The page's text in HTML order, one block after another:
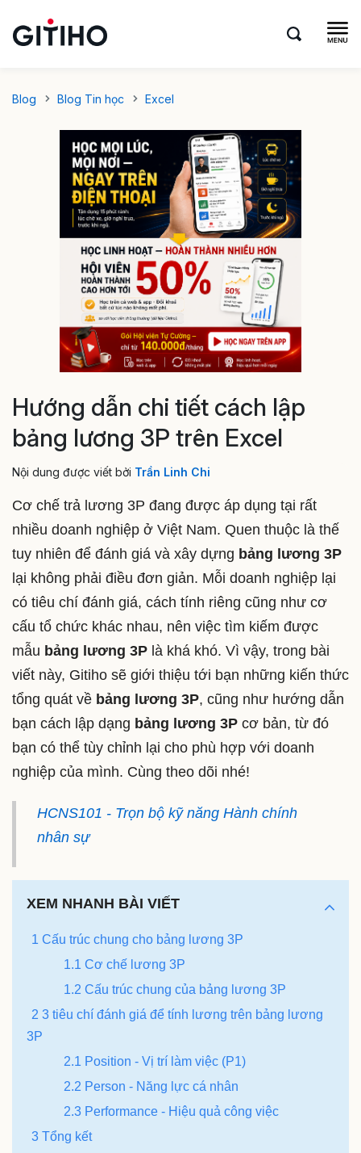
Blog Blog Tin học Excel
Hướng dẫn chi tiết cách lập
bảng lương 3P trên Excel
Nội dung được viết bởi Trần Linh Chi
Cơ chế trả lương 3P đang được áp dụng tại rất
nhiều doanh nghiệp ở Việt Nam. Quen thuộc là thế
tuy nhiên để đánh giá và xây dựng bảng lương 3P
lại không phải điều đơn giản. Mỗi doanh nghiệp lại
có tiêu chí đánh giá, cách tính riêng cũng như cơ
cấu tổ chức khác nhau, nên việc tìm kiếm được
mẫu bảng lương 3P là khá khó. Vì vậy, trong bài
viết này, Gitiho sẽ giới thiệu tới bạn những kiến thức
tổng quát về bảng lương 3P, cũng như hướng dẫn
bạn cách lập dạng bảng lương 3P cơ bản, từ đó
bạn có thể tùy chỉnh lại cho phù hợp với doanh
nghiệp của mình. Cùng theo dõi nhé!
HCNS101 - Trọn bộ kỹ năng Hành chính
nhân sự
XEM NHANH BÀI VIẾT
1 Cấu trúc chung cho bảng lương 3P
1.1 Cơ chế lương 3P
1.2 Cấu trúc chung của bảng lương 3P
2 3 tiêu chí đánh giá để tính lương trên bảng lương
3P
2.1 Position - Vị trí làm việc (P1)
2.2 Person - Năng lực cá nhân
2.3 Performance - Hiệu quả công việc
3 Tổng kết